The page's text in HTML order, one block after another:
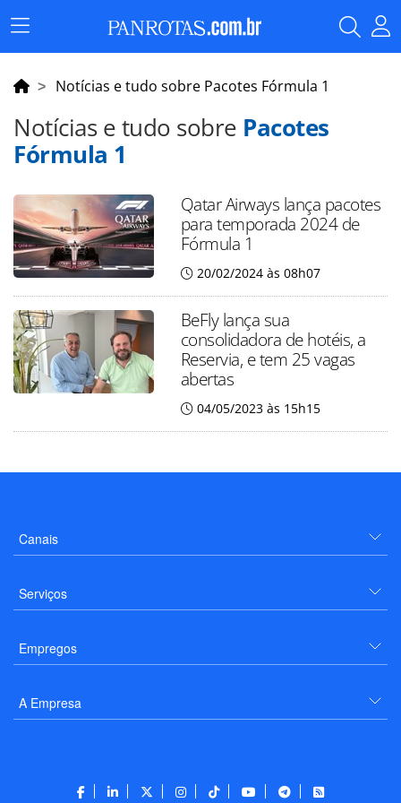
Menu
Principal
Notícias e tudo sobre Pacotes Fórmula 1
Notícias e tudo sobre Pacotes
Fórmula 1
Qatar Airways lança pacotes
para temporada 2024 de
Fórmula 1
20/02/2024 às 08h07
BeFly lança sua
consolidadora de hotéis, a
Reservia, e tem 25 vagas
abertas
04/05/2023 às 15h15
Canais
Serviços
Empregos
A Empresa